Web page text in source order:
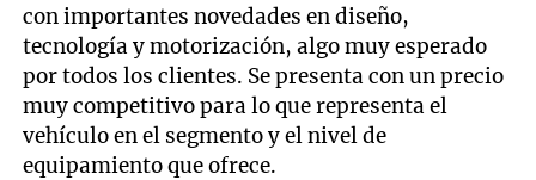
con importantes novedades en diseño,
tecnología y motorización, algo muy esperado
por todos los clientes. Se presenta con un precio
muy competitivo para lo que representa el
vehículo en el segmento y el nivel de
equipamiento que ofrece.